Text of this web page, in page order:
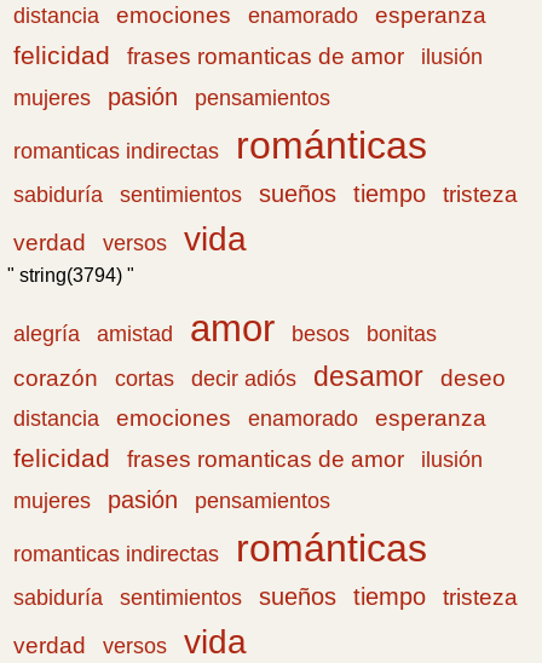
distancia emociones enamorado esperanza
felicidad frases romanticas de amor
ilusión
mujeres
pasión pensamientos
romanticas indirectas románticas
sabiduría sentimientos sueños tiempo
tristeza
verdad
versos vida
" string(3794) "
alegría amistad amor besos
bonitas
corazón
cortas decir adiós desamor deseo
distancia emociones enamorado esperanza
felicidad frases romanticas de amor
ilusión
mujeres
pasión pensamientos
romanticas indirectas románticas
sabiduría sentimientos sueños tiempo
tristeza
verdad
versos vida